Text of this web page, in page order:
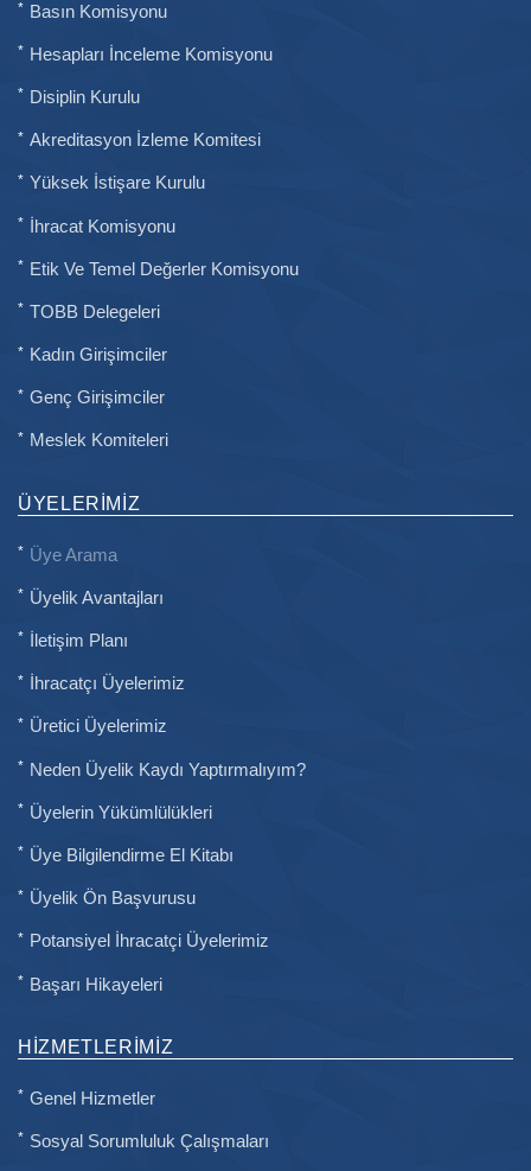
Basın Komisyonu
Hesapları İnceleme Komisyonu
Disiplin Kurulu
Akreditasyon İzleme Komitesi
Yüksek İstişare Kurulu
İhracat Komisyonu
Etik Ve Temel Değerler Komisyonu
TOBB Delegeleri
Kadın Girişimciler
Genç Girişimciler
Meslek Komiteleri
ÜYELERIMIZ
Üye Arama
Üyelik Avantajları
İletişim Planı
İhracatçı Üyelerimiz
Üretici Üyelerimiz
Neden Üyelik Kaydı Yaptırmalıyım?
Üyelerin Yükümlülükleri
Üye Bilgilendirme El Kitabı
Üyelik Ön Başvurusu
Potansiyel İhracatçi Üyelerimiz
Başarı Hikayeleri
HIZMETLERIMIZ
Genel Hizmetler
Sosyal Sorumluluk Çalışmaları